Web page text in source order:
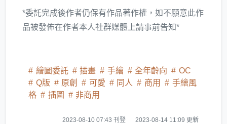
*委託完成後作者仍保有作品著作權，如不願意此作
品被發佈在作者本人社群媒體上請事前告知*
繪圖委託 插畫 手繪 全年齡向
OC
Q版
原創 可愛 同人 商用
手繪風
格
插圖 非商用
2023-08-10 07:43 刊登 2023-08-14 11:09 更新